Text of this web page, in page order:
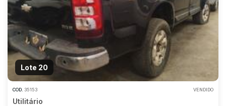
Lote 20
COD. 35153 VENDIDO
Utilitário